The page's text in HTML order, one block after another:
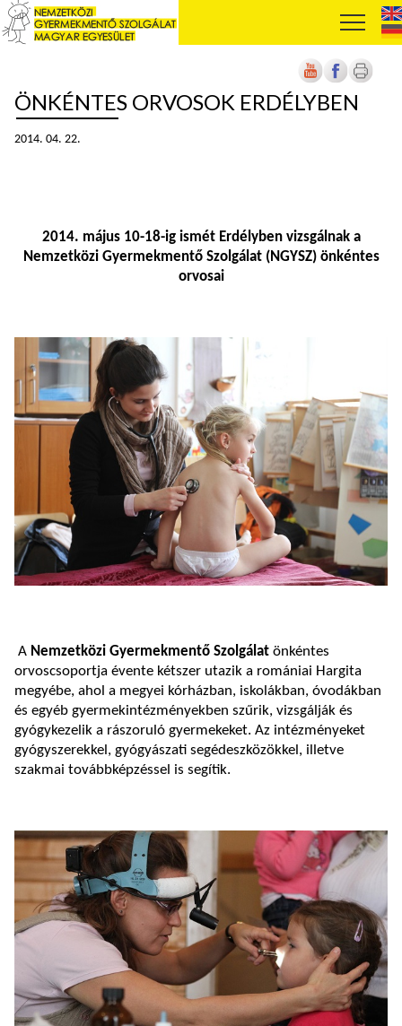
ÖNKÉNTES ORVOSOK ERDÉLYBEN
2014. 04. 22.
2014. május 10-18-ig ismét Erdélyben vizsgálnak a
Nemzetközi Gyermekmentő Szolgálat (NGYSZ) önkéntes
orvosai
A Nemzetközi Gyermekmentő Szolgálat önkéntes
orvoscsoportja évente kétszer utazik a romániai Hargita
megyébe, ahol a megyei kórházban, iskolákban, óvodákban
és egyéb gyermekintézményekben szűrik, vizsgálják és
gyógykezelik a rászoruló gyermekeket. Az intézményeket
gyógyszerekkel, gyógyászati segédeszközökkel, illetve
szakmai továbbképzéssel is segítik.